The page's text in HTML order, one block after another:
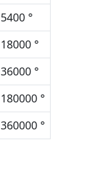
5400 °
18000 °
36000 °
180000 °
360000 °